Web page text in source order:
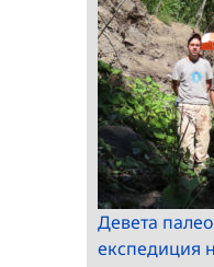
Девета
експедиция